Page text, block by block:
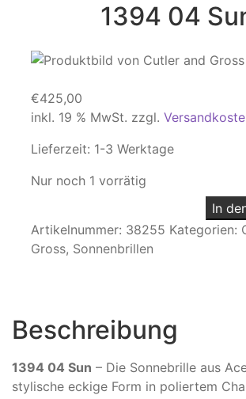
1394 04
€425,00
inkl. 19 % MwSt. zzgl.
Lieferzeit: 1-3 Werktage
Nur noch 1 vorrätig
In
Artikelnummer: 38255 Kategorien:
Gross, Sonnenbrillen
Beschreibung
1394 04 Sun – Die Sonnebrille aus
stylische eckige Form in poliertem